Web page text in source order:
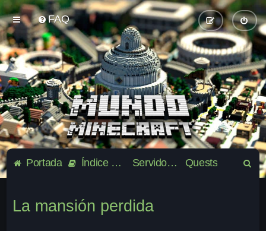
FAQ
Portada Índice general Servidor oficial de la comunidad Mundo-Minecraft Quests
B
La mansión perdida